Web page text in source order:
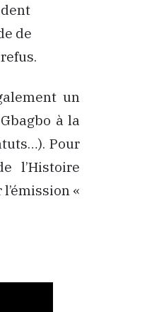
de
un
à la
Pour
l’Histoire
«